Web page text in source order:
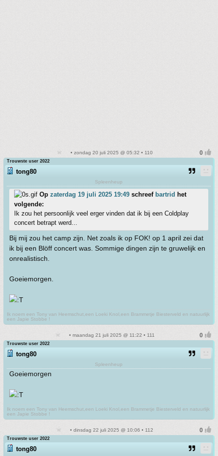
• zondag 20 juli 2025 @ 05:32 • 110
Trouwste user 2022
tong80
Spleenheup
Op zaterdag 19 juli 2025 19:49 schreef bartrid het
volgende:
Ik zou het persoonlijk veel erger vinden dat ik bij een Coldplay
concert betrapt werd...
Bij mij zou het camp zijn. Net zoals ik op FOK! op 1 april zei dat
ik bij een Blöff concert was. Sommige dingen zijn te gruwelijk en
onrealistisch.
Goeiemorgen.
Ik noem een Tony van Heemschut,een Loeki Knol,een Brammetje Biesterveld en natuurlijk
een Japie Stobbe !
• maandag 21 juli 2025 @ 11:22 • 111
Trouwste user 2022
tong80
Spleenheup
Goeiemorgen
Ik noem een Tony van Heemschut,een Loeki Knol,een Brammetje Biesterveld en natuurlijk
een Japie Stobbe !
• dinsdag 22 juli 2025 @ 10:06 • 112
Trouwste user 2022
tong80